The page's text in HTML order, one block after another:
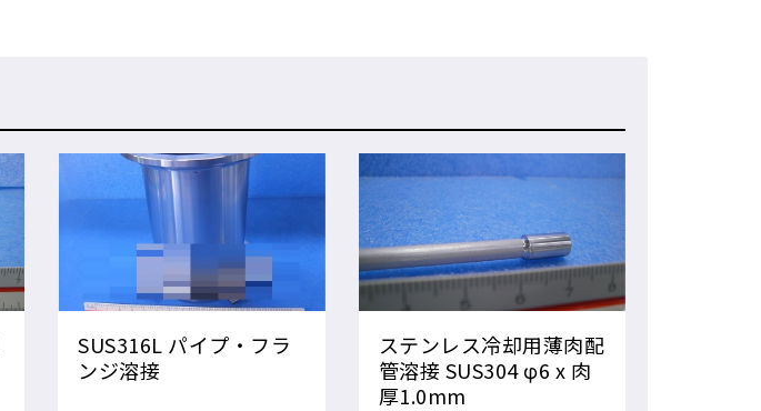
SUS316L パイプ・フラ
ンジ溶接
ステンレス冷却用薄肉配
管溶接 SUS304 φ6 x 肉
厚1.0mm